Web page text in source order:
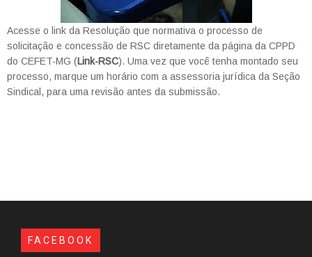
Acesse o link da Resolução que normativa o processo de
solicitação e concessão de RSC diretamente da página da CPPD
do CEFET-MG (Link-RSC). Uma vez que você tenha montado seu
processo, marque um horário com a assessoria jurídica da Seção
Sindical, para uma revisão antes da submissão.
FACEBOOK